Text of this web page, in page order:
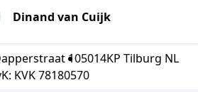
Dinand van Cuijk
105014KP Tilburg NL
KVK 78180570